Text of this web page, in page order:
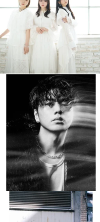
4 0
musicjapantv
💡8月特番放送決定！
...
8月 4
608 0
musicjapantv
💡8月特番放送決定！